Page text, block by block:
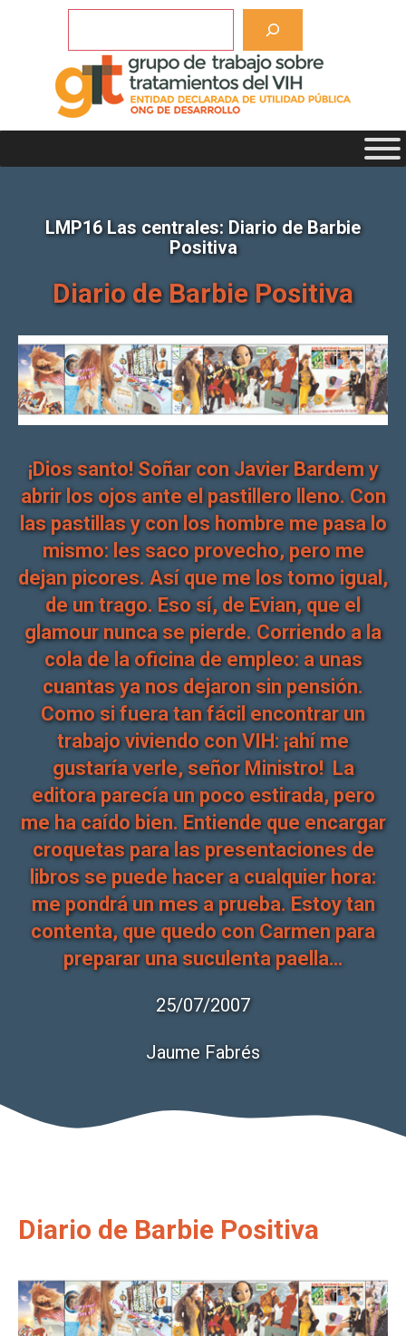
LMP16 Las centrales: Diario de Barbie
Positiva
Diario de Barbie Positiva
¡Dios santo! Soñar con Javier Bardem y
abrir los ojos ante el pastillero lleno. Con
las pastillas y con los hombre me pasa lo
mismo: les saco provecho, pero me
dejan picores. Así que me los tomo igual,
de un trago. Eso sí, de Evian, que el
glamour nunca se pierde. Corriendo a la
cola de la oficina de empleo: a unas
cuantas ya nos dejaron sin pensión.
Como si fuera tan fácil encontrar un
trabajo viviendo con VIH: ¡ahí me
gustaría verle, señor Ministro! La
editora parecía un poco estirada, pero
me ha caído bien. Entiende que encargar
croquetas para las presentaciones de
libros se puede hacer a cualquier hora:
me pondrá un mes a prueba. Estoy tan
contenta, que quedo con Carmen para
preparar una suculenta paella…
25/07/2007
Jaume Fabrés
Diario de Barbie Positiva